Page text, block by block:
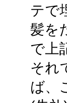
テで
髪を
で上
それ
ば、